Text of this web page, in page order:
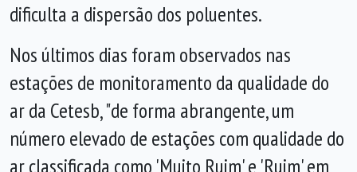
dificulta a dispersão dos poluentes.
Nos últimos dias foram observados nas
estações de monitoramento da qualidade do
ar da Cetesb, "de forma abrangente, um
número elevado de estações com qualidade do
ar classificada como 'Muito Ruim' e 'Ruim' em